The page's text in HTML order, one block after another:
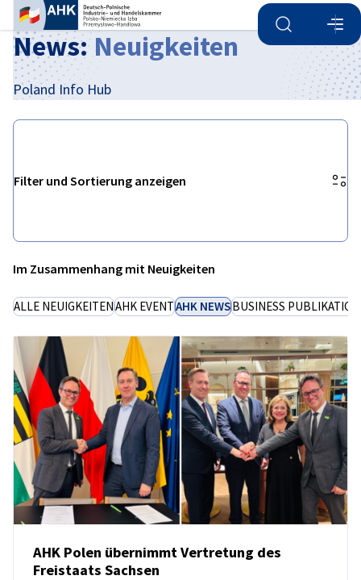
Suche öffnen
Poland
News:Neuigkeiten
Poland Info Hub
Filteroptionen wurden erfolgreich aktualisiert
Filter und Sortierung anzeigen
Im Zusammenhang mit Neuigkeiten
ALLE NEUIGKEITENAHK EVENTAHK NEWSBUSINESS
AHK Polen übernimmt Vertretung des
Freistaats Sachsen